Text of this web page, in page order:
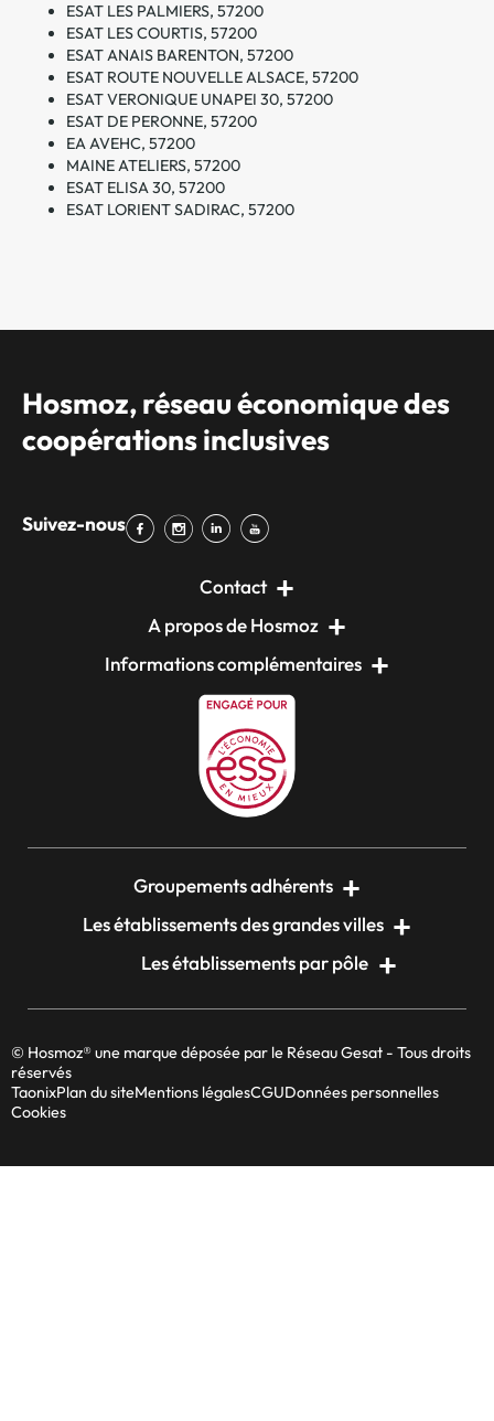
ESAT LES PALMIERS, 57200
ESAT LES COURTIS, 57200
ESAT ANAIS BARENTON, 57200
ESAT ROUTE NOUVELLE ALSACE, 57200
ESAT VERONIQUE UNAPEI 30, 57200
ESAT DE PERONNE, 57200
EA AVEHC, 57200
MAINE ATELIERS, 57200
ESAT ELISA 30, 57200
ESAT LORIENT SADIRAC, 57200
Hosmoz, réseau économique des
coopérations inclusives
Suivez-nous
Contact
A propos de Hosmoz
Informations complémentaires
Groupements adhérents
Les établissements des grandes villes
Les établissements par pôle
© Hosmoz® une marque déposée par le Réseau Gesat - Tous droits
réservés
TaonixPlan du siteMentions légalesCGUDonnées personnelles
Cookies